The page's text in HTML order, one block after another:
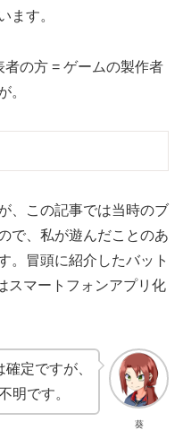
ます。
の方 = ゲームの製作者
。
、この記事では当時のブ
で、私が遊んだことのあ
。冒頭に紹介したバット
スマートフォンアプリ化
葵
定ですが、
明です。